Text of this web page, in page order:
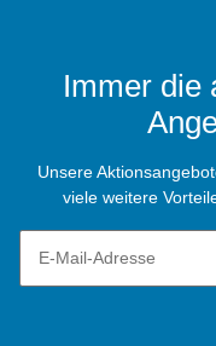
Immer die
Unsere
viele weitere